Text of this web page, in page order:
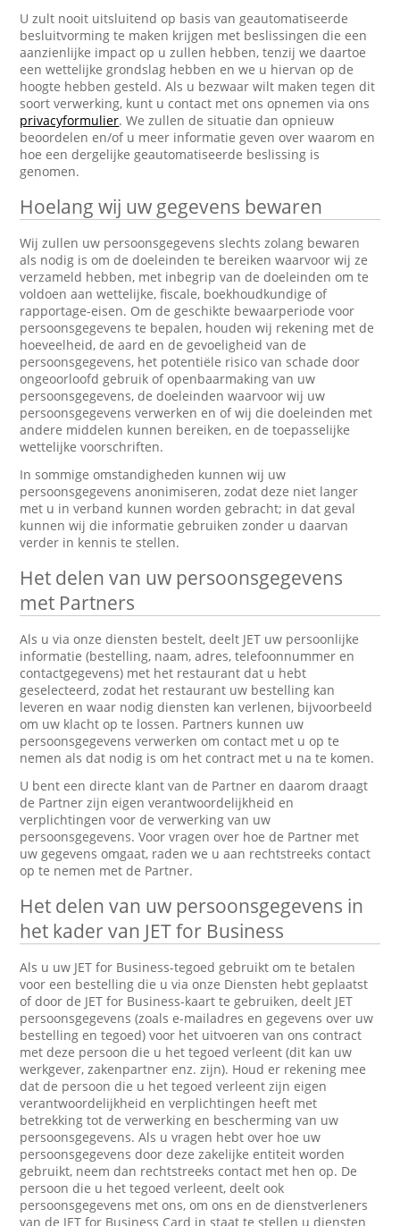
U zult nooit uitsluitend op basis van geautomatiseerde
besluitvorming te maken krijgen met beslissingen die een
aanzienlijke impact op u zullen hebben, tenzij we daartoe
een wettelijke grondslag hebben en we u hiervan op de
hoogte hebben gesteld. Als u bezwaar wilt maken tegen dit
soort verwerking, kunt u contact met ons opnemen via ons
privacyformulier. We zullen de situatie dan opnieuw
beoordelen en/of u meer informatie geven over waarom en
hoe een dergelijke geautomatiseerde beslissing is
genomen.
Hoelang wij uw gegevens bewaren
Wij zullen uw persoonsgegevens slechts zolang bewaren
als nodig is om de doeleinden te bereiken waarvoor wij ze
verzameld hebben, met inbegrip van de doeleinden om te
voldoen aan wettelijke, fiscale, boekhoudkundige of
rapportage-eisen. Om de geschikte bewaarperiode voor
persoonsgegevens te bepalen, houden wij rekening met de
hoeveelheid, de aard en de gevoeligheid van de
persoonsgegevens, het potentiële risico van schade door
ongeoorloofd gebruik of openbaarmaking van uw
persoonsgegevens, de doeleinden waarvoor wij uw
persoonsgegevens verwerken en of wij die doeleinden met
andere middelen kunnen bereiken, en de toepasselijke
wettelijke voorschriften.
In sommige omstandigheden kunnen wij uw
persoonsgegevens anonimiseren, zodat deze niet langer
met u in verband kunnen worden gebracht; in dat geval
kunnen wij die informatie gebruiken zonder u daarvan
verder in kennis te stellen.
Het delen van uw persoonsgegevens
met Partners
Als u via onze diensten bestelt, deelt JET uw persoonlijke
informatie (bestelling, naam, adres, telefoonnummer en
contactgegevens) met het restaurant dat u hebt
geselecteerd, zodat het restaurant uw bestelling kan
leveren en waar nodig diensten kan verlenen, bijvoorbeeld
om uw klacht op te lossen. Partners kunnen uw
persoonsgegevens verwerken om contact met u op te
nemen als dat nodig is om het contract met u na te komen.
U bent een directe klant van de Partner en daarom draagt
de Partner zijn eigen verantwoordelijkheid en
verplichtingen voor de verwerking van uw
persoonsgegevens. Voor vragen over hoe de Partner met
uw gegevens omgaat, raden we u aan rechtstreeks contact
op te nemen met de Partner.
Het delen van uw persoonsgegevens in
het kader van JET for Business
Als u uw JET for Business-tegoed gebruikt om te betalen
voor een bestelling die u via onze Diensten hebt geplaatst
of door de JET for Business-kaart te gebruiken, deelt JET
persoonsgegevens (zoals e-mailadres en gegevens over uw
bestelling en tegoed) voor het uitvoeren van ons contract
met deze persoon die u het tegoed verleent (dit kan uw
werkgever, zakenpartner enz. zijn). Houd er rekening mee
dat de persoon die u het tegoed verleent zijn eigen
verantwoordelijkheid en verplichtingen heeft met
betrekking tot de verwerking en bescherming van uw
persoonsgegevens. Als u vragen hebt over hoe uw
persoonsgegevens door deze zakelijke entiteit worden
gebruikt, neem dan rechtstreeks contact met hen op. De
persoon die u het tegoed verleent, deelt ook
persoonsgegevens met ons, om ons en de dienstverleners
van de JET for Business Card in staat te stellen u diensten